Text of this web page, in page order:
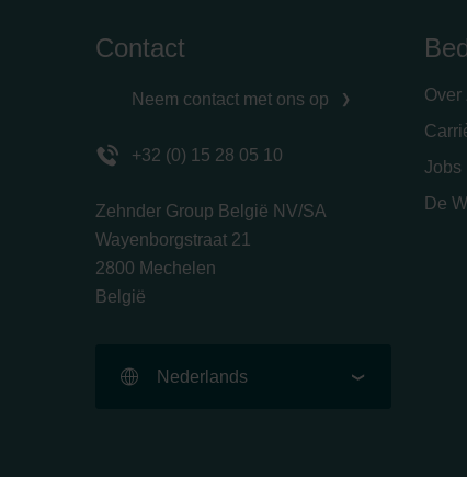
Contact
Neem contact met ons op
+32 (0) 15 28 05 10
Zehnder Group België NV/SA
Wayenborgstraat 21
2800 Mechelen
België
Nederlands
Over
Jobs
De